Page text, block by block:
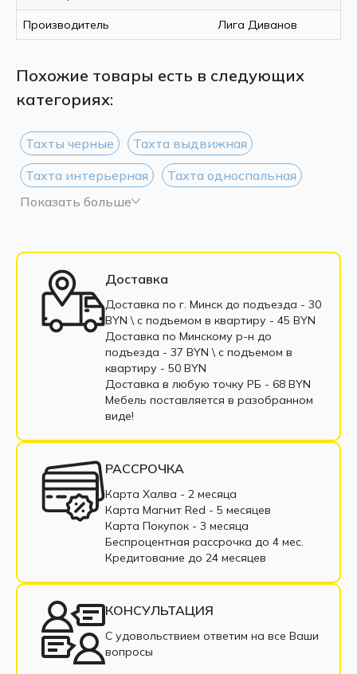
Производитель Лига Диванов
Похожие товары есть в следующих
категориях:
Тахты черные
Тахта выдвижная
Тахта интерьерная
Тахта односпальная
Тахта угловая
Тахты из экокожи
Тахты из рогожки
Кушетки из ЛДСП
Тахта в рассрочку
Тахта с нишей для белья
Тахты со спальным местом
Прямая тахта
Кушетка со спальным местом
Показать больше
Доставка
Доставка по г. Минск до подъезда - 30
BYN \ c подъемом в квартиру - 45 BYN
Доставка по Минскому р-н до
подъезда - 37 BYN \ c подъемом в
квартиру - 50 BYN
Доставка в любую точку РБ - 68 BYN
Мебель поставляется в разобранном
виде!
РАССРОЧКА
Карта Халва - 2 месяца
Карта Магнит Red - 5 месяцев
Карта Покупок - 3 месяца
Беспроцентная рассрочка до 4 мес.
Кредитование до 24 месяцев
КОНСУЛЬТАЦИЯ
С удовольствием ответим на все Ваши
вопросы